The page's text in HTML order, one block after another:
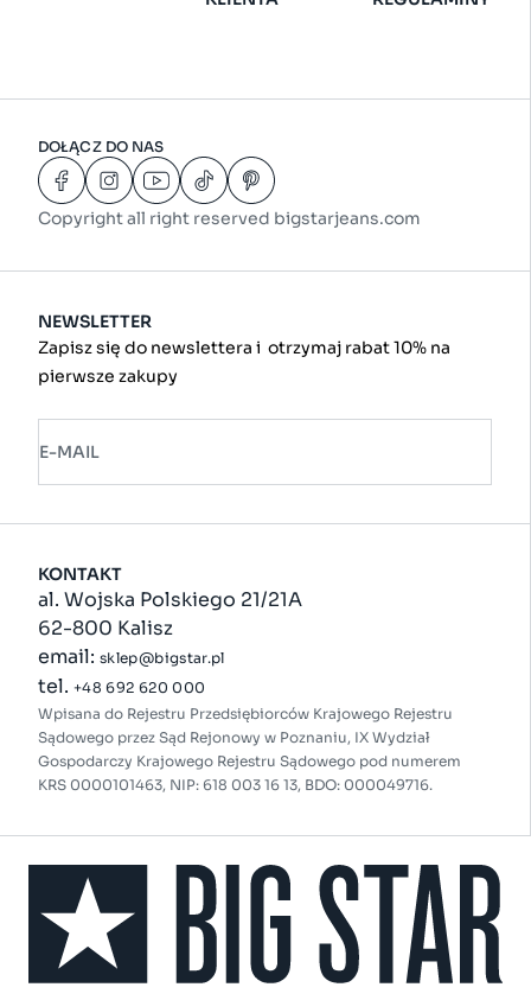
KONTAKT
al. Wojska Polskiego 21/21A
62-800 Kalisz
email: sklep@bigstar.pl
tel. +48 692 620 000
Wpisana do Rejestru Przedsiębiorców Krajowego Rejestru
Sądowego przez Sąd Rejonowy w Poznaniu, IX Wydział
Gospodarczy Krajowego Rejestru Sądowego pod numerem
KRS 0000101463, NIP: 618 003 16 13, BDO: 000049716.
DOŁĄCZ DO NAS
Copyright all right reserved bigstarjeans.com
NEWSLETTER
Zapisz się do newslettera i otrzymaj rabat 10% na
pierwsze zakupy
E-MAIL